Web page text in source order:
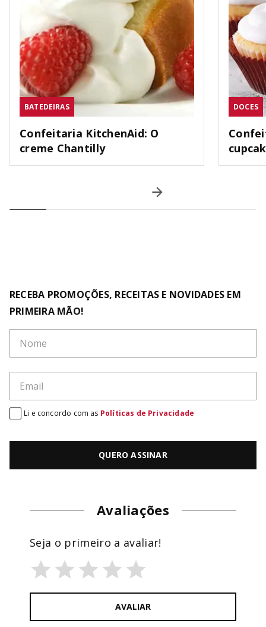
BATEDEIRAS
Confeitaria KitchenAid: O
creme Chantilly
DOCES
RECEBA PROMOÇÕES, RECEITAS E NOVIDADES EM
PRIMEIRA MÃO!
QUERO ASSINAR
Li e concordo com as Políticas de Privacidade
Avaliações
Seja o primeiro a avaliar!
AVALIAR